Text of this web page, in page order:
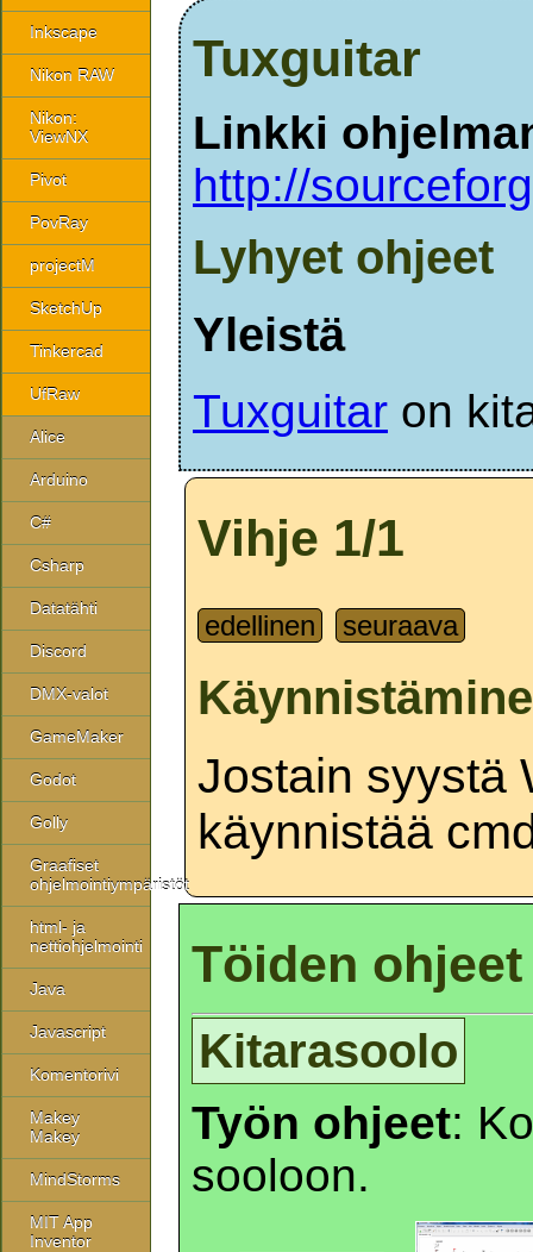
Inkscape
Nikon RAW
Nikon:
ViewNX
Pivot
PovRay
projectM
SketchUp
Tinkercad
UfRaw
Alice
Arduino
C#
Csharp
Datatähti
Discord
DMX-valot
GameMaker
Godot
Golly
Graafiset
ohjelmointiympäristöt
html- ja
nettiohjelmointi
Java
Javascript
Komentorivi
Makey
Makey
MindStorms
MIT App
Inventor
Tuxguitar
Linkki
http://
Lyhyet ohjeet
Yleistä
Tuxguitar on
Vihje 1/1
edellinen seuraava
Jostain syystä
käynnistää
Töiden ohjeet
Kitarasoolo
Työn ohjeet:
sooloon.